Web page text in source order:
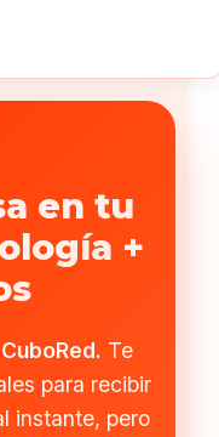
en tu
+
Te
para recibir
instante, pero